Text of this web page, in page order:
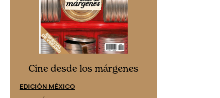
Cine desde los márgenes
EDICIÓN MÉXICO